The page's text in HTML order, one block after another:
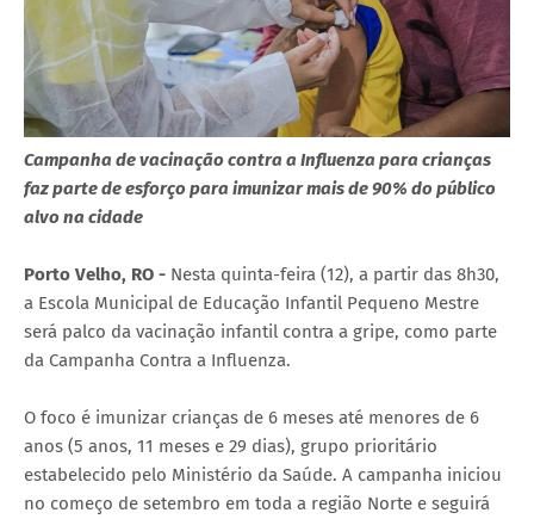
Campanha de vacinação contra a Influenza para crianças
faz parte de esforço para imunizar mais de 90% do público
alvo na cidade
Porto Velho, RO - Nesta quinta-feira (12), a partir das 8h30,
a Escola Municipal de Educação Infantil Pequeno Mestre
será palco da vacinação infantil contra a gripe, como parte
da Campanha Contra a Influenza.
O foco é imunizar crianças de 6 meses até menores de 6
anos (5 anos, 11 meses e 29 dias), grupo prioritário
estabelecido pelo Ministério da Saúde. A campanha iniciou
no começo de setembro em toda a região Norte e seguirá